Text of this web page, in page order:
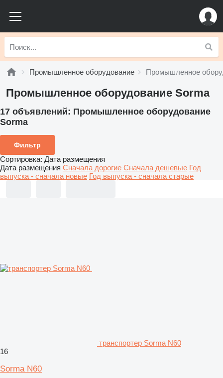
Промышленное оборудование Промышленное
Промышленное оборудование Sorma
17 объявлений: Промышленное оборудование
Sorma
Фильтр
Сортировка: Дата размещения
Дата размещения Сначала дорогие Сначала дешевые Год
выпуска - сначала новые Год выпуска - сначала старые
транспортер Sorma N60
16
Sorma N60